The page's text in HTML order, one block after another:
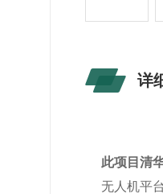
详
此项目清
无人机平